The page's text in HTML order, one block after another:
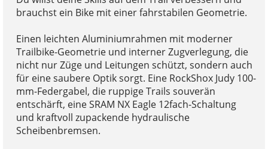
brauchst ein Bike mit einer fahrstabilen Geometrie.
Einen leichten Aluminiumrahmen mit moderner
Trailbike-Geometrie und interner Zugverlegung, die
nicht nur Züge und Leitungen schützt, sondern auch
für eine saubere Optik sorgt. Eine RockShox Judy 100-
mm-Federgabel, die ruppige Trails souverän
entschärft, eine SRAM NX Eagle 12fach-Schaltung
und kraftvoll zupackende hydraulische
Scheibenbremsen.